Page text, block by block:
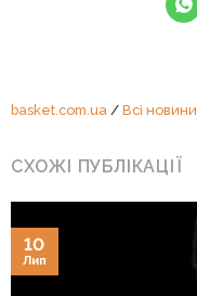
basket.com.ua/ Всі новини
СХОЖІ ПУБЛІКАЦІЇ
10
Лип